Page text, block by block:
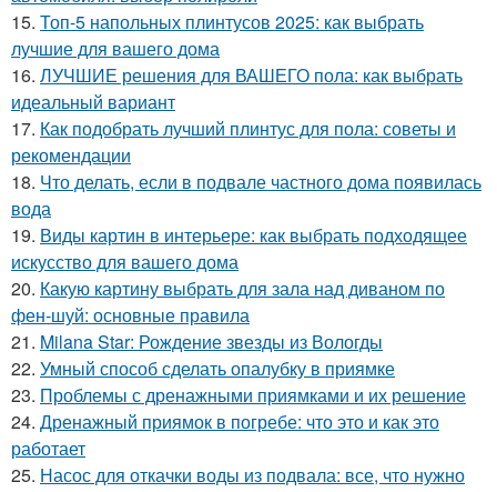
15. Топ-5 напольных плинтусов 2025: как выбрать
лучшие для вашего дома
16. ЛУЧШИЕ решения для ВАШЕГО пола: как выбрать
идеальный вариант
17. Как подобрать лучший плинтус для пола: советы и
рекомендации
18. Что делать, если в подвале частного дома появилась
вода
19. Виды картин в интерьере: как выбрать подходящее
искусство для вашего дома
20. Какую картину выбрать для зала над диваном по
фен-шуй: основные правила
21. Milana Star: Рождение звезды из Вологды
22. Умный способ сделать опалубку в приямке
23. Проблемы с дренажными приямками и их решение
24. Дренажный приямок в погребе: что это и как это
работает
25. Насос для откачки воды из подвала: все, что нужно